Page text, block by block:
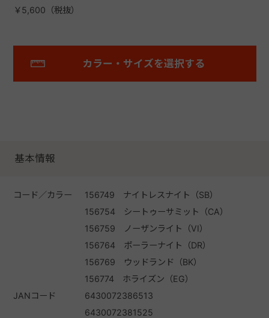
￥5,600（税抜）
カラー・サイズを選択する
基本情報
コード／カラー
156749 ナイトレスナイト（SB）
156754 シートゥーサミット（CA）
156759 ノーザンライト（VI）
156764 ポーラーナイト（DR）
156769 ウッドランド（BK）
156774 ホライズン（EG）
JANコード
6430072386513
6430072381525